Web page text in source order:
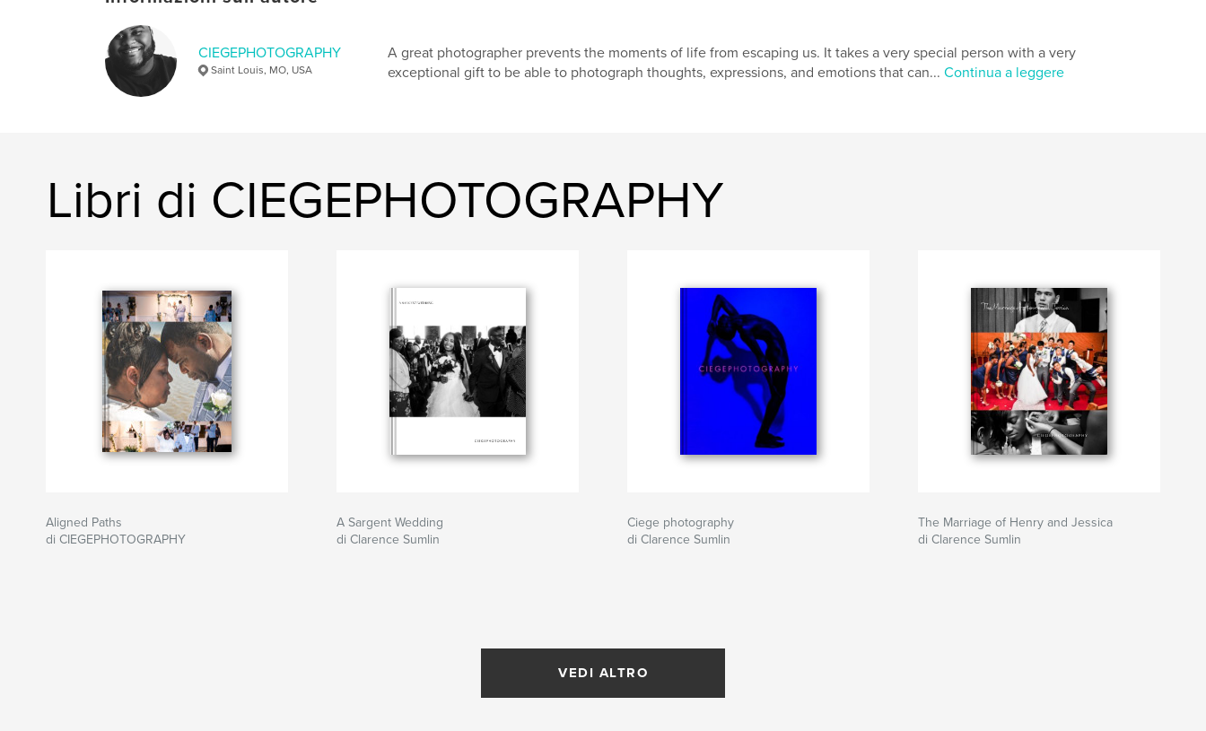
CIEGEPHOTOGRAPHY
Saint Louis, MO, USA
A great photographer prevents the moments of life from escaping us. It takes a very special person with a very
exceptional gift to be able to photograph thoughts, expressions, and emotions that can... Continua a leggere
Libri di CIEGEPHOTOGRAPHY
Aligned Paths
di CIEGEPHOTOGRAPHY
A Sargent Wedding
di Clarence Sumlin
Ciege photography
di Clarence Sumlin
The Marriage of Henry and Jessica
di Clarence Sumlin
VEDI ALTRO